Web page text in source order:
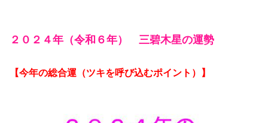
２０２４年（令和６年） 三碧木星の運勢
【今年の総合運（ツキを呼び込むポイント）】